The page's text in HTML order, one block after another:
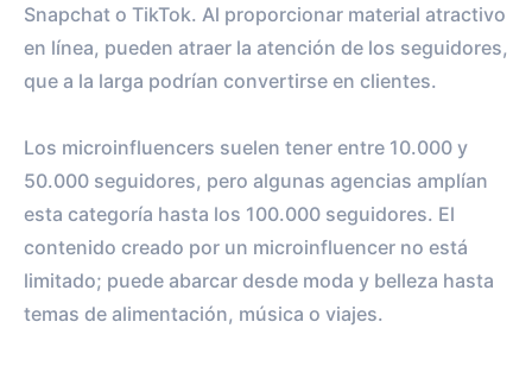
Snapchat o TikTok. Al proporcionar material atractivo
en línea, pueden atraer la atención de los seguidores,
que a la larga podrían convertirse en clientes.
Los microinfluencers suelen tener entre 10.000 y
50.000 seguidores, pero algunas agencias amplían
esta categoría hasta los 100.000 seguidores. El
contenido creado por un microinfluencer no está
limitado; puede abarcar desde moda y belleza hasta
temas de alimentación, música o viajes.